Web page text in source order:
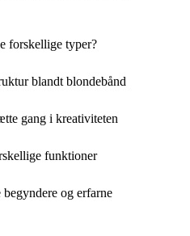
forskellige typer?
blandt blondebånd
gang i kreativiteten
funktioner
og erfarne